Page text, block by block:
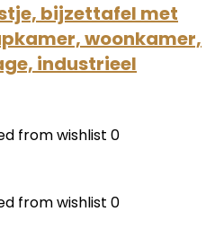
bijzettafel met
woonkamer,
industrieel
from wishlist 0
from wishlist 0